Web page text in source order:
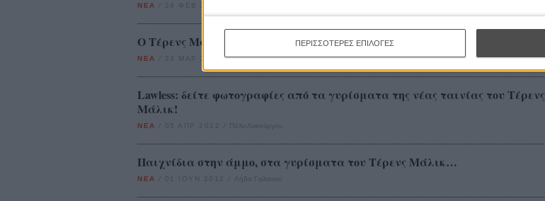
ΠΕΡΙΣΣΟΤΕΡΕΣ ΕΠΙΛΟΓΕΣ
ΝΕΑ 24 ΦΕΒ 2012
O Τέρενς Μάλικ είναι ροκ!
ΝΕΑ 23 ΜΑΡ 2012 / Μανώλης Κρανάκης
Lawless: δείτε φωτογραφίες από τα γυρίσματα της νέας ταινίας του Τέρενς
Μάλικ!
ΝΕΑ 05 ΑΠΡ 2012 Πόλυ Λυκούργου
Παιχνίδια στην άμμο, στα γυρίσματα του Τέρενς Μάλικ…
ΝΕΑ 01 ΙΟΥΝ 2012 Λήδα Γαλανού